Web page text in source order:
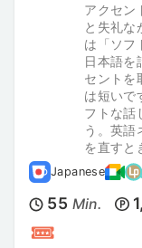
アクセン
と失礼な
は「ソフ
日本語を
セントを
は短いで
フトな話
う。英語
を直すと
Japanese
55 Min.